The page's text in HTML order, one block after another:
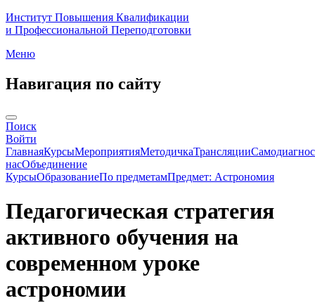
Институт Повышения Квалификации
и Профессиональной Переподготовки
Меню
Навигация по сайту
Поиск
Войти
ГлавнаяКурсыМероприятияМетодичкаТрансляции
насОбъединение
КурсыОбразованиеПо предметамПредмет: Астрономия
Педагогическая стратегия
активного обучения на
современном уроке
астрономии